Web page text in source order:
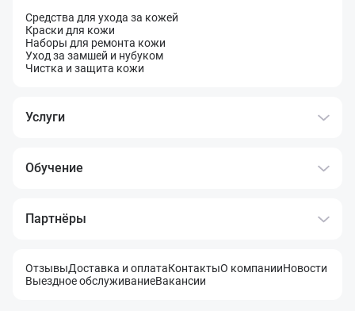
Средства для ухода за кожей
Краски для кожи
Наборы для ремонта кожи
Уход за замшей и нубуком
Чистка и защита кожи
Услуги
Обучение
Партнёры
ОтзывыДоставка и оплатаКонтактыО компанииНовости
Выездное обслуживаниеВакансии